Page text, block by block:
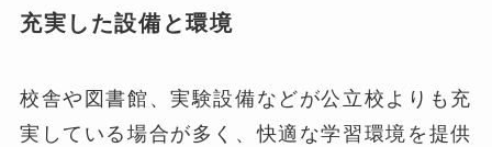
充実した設備と環境
校舎や図書館、実験設備などが公立校よりも充
実している場合が多く、快適な学習環境を提供